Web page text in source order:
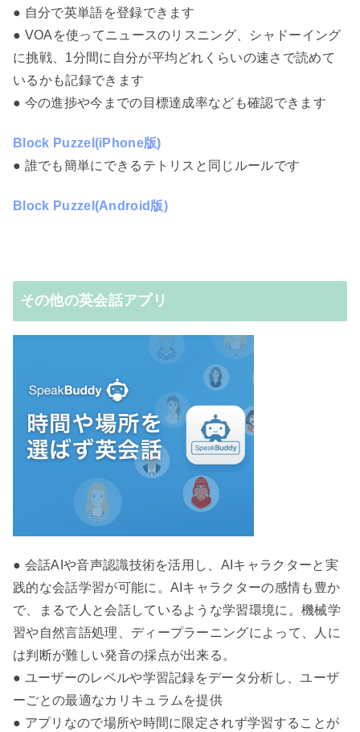
● 自分で英単語を登録できます
● VOAを使ってニュースのリスニング、シャドーイング
に挑戦、1分間に自分が平均どれくらいの速さで読めて
いるかも記録できます
● 今の進捗や今までの目標達成率なども確認できます
Block Puzzel(iPhone版)
● 誰でも簡単にできるテトリスと同じルールです
Block Puzzel(Android版)
その他の英会話アプリ
● 会話AIや音声認識技術を活用し、AIキャラクターと実
践的な会話学習が可能に。AIキャラクターの感情も豊か
で、まるで人と会話しているような学習環境に。機械学
習や自然言語処理、ディープラーニングによって、人に
は判断が難しい発音の採点が出来る。
● ユーザーのレベルや学習記録をデータ分析し、ユーザ
ーごとの最適なカリキュラムを提供
● アプリなので場所や時間に限定されず学習することが